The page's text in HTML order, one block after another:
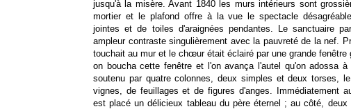
jusqu'à la misère. Avant 1840 les murs intérieurs sont
mortier et le plafond offre à la vue le spectacle
jointes et de toiles d'araignées pendantes. Le sanctuaire
ampleur contraste singulièrement avec la pauvreté de la nef.
touchait au mur et le chœur était éclairé par une grande fenêtre
on boucha cette fenêtre et l'on avança l'autel qu'on adossa
soutenu par quatre colonnes, deux simples et deux torses,
vignes, de feuillages et de figures d'anges. Immédiatement
est placé un délicieux tableau du père éternel ; au côté,